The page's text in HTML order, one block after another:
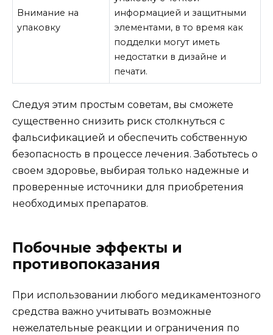
Внимание на
упаковку
информацией и защитными
элементами, в то время как
подделки могут иметь
недостатки в дизайне и
печати.
Следуя этим простым советам, вы сможете
существенно снизить риск столкнуться с
фальсификацией и обеспечить собственную
безопасность в процессе лечения. Заботьтесь о
своем здоровье, выбирая только надежные и
проверенные источники для приобретения
необходимых препаратов.
Побочные эффекты и
противопоказания
При использовании любого медикаментозного
средства важно учитывать возможные
нежелательные реакции и ограничения по